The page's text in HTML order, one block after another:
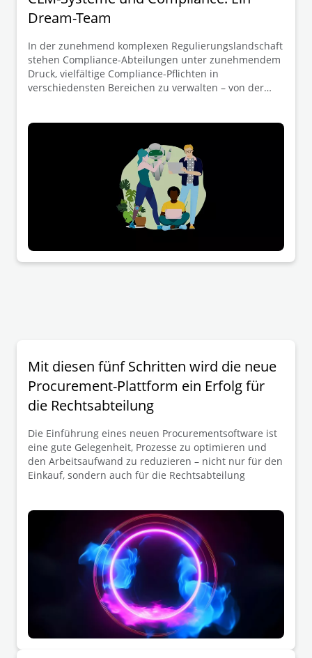
Dream-Team
In der zunehmend komplexen Regulierungslandschaft
stehen Compliance-Abteilungen unter zunehmendem
Druck, vielfältige Compliance-Pflichten in
verschiedensten Bereichen zu verwalten – von der
branchenspezifischen Anforderungen. Contract
Lifecycle Management (CLM)-Systeme bieten eine oft
übersehene, aber leistungsstarke Lösung für diese
Herausforderungen. Das setzt jedoch voraus, dass sie
korrekt und unter Einbeziehung der Compliance-
Abteilung konzipiert sind.
Mit diesen fünf Schritten wird die neue
Procurement-Plattform ein Erfolg für
die Rechtsabteilung
Die Einführung eines neuen Procurementsoftware ist
eine gute Gelegenheit, Prozesse zu optimieren und
den Arbeitsaufwand zu reduzieren – nicht nur für den
Einkauf, sondern auch für die Rechtsabteilung